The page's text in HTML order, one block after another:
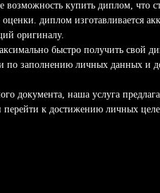
купить диплом, что
диплом изготавливается
оригиналу.
быстро получить свой
по заполнению личных данных и
документа, наша услуга
к достижению личных